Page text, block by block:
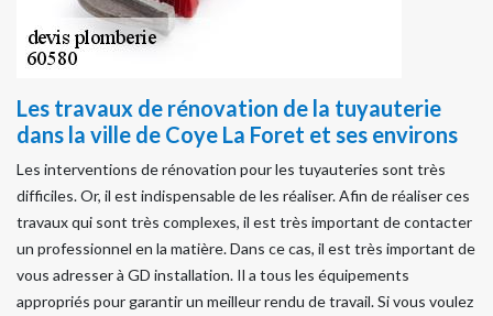
Les travaux de rénovation de la tuyauterie
dans la ville de Coye La Foret et ses environs
Les interventions de rénovation pour les tuyauteries sont très
difficiles. Or, il est indispensable de les réaliser. Afin de réaliser ces
travaux qui sont très complexes, il est très important de contacter
un professionnel en la matière. Dans ce cas, il est très important de
vous adresser à GD installation. Il a tous les équipements
appropriés pour garantir un meilleur rendu de travail. Si vous voulez